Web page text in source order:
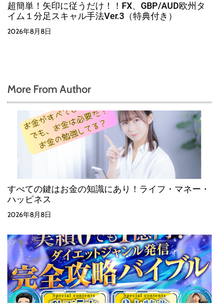
超簡単！矢印に従うだけ！！FX、GBP/AUD欧州タ
イム１分足スキャル手法Ver.3（特典付き）
2026年8月8日
More From Author
すべての鍵はお金の知識にあり！ライフ・マネー・
ハッピネス
2026年8月8日